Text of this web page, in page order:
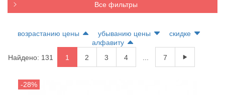
Все фильтры
возрастанию цены убыванию цены
скидке
алфавиту
Найдено: 131
1 2 3 4 7